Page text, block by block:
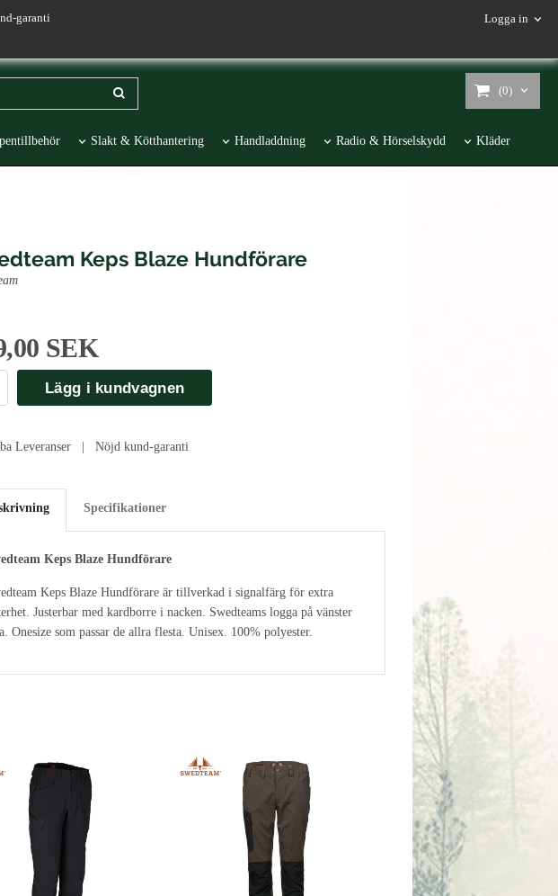
garanti Logga in
(0)
Slakt & Kötthantering Handladdning Radio & Hörselskydd Kläder
Keps Blaze Hundförare
SEK
Lägg i kundvagnen
Leveranser | Nöjd kund-garanti
Specifikationer
Keps Blaze Hundförare
Keps Blaze Hundförare är tillverkad i signalfärg för extra
Justerbar med kardborre i nacken. Swedteams logga på vänster
Onesize som passar de allra flesta. Unisex. 100% polyester.